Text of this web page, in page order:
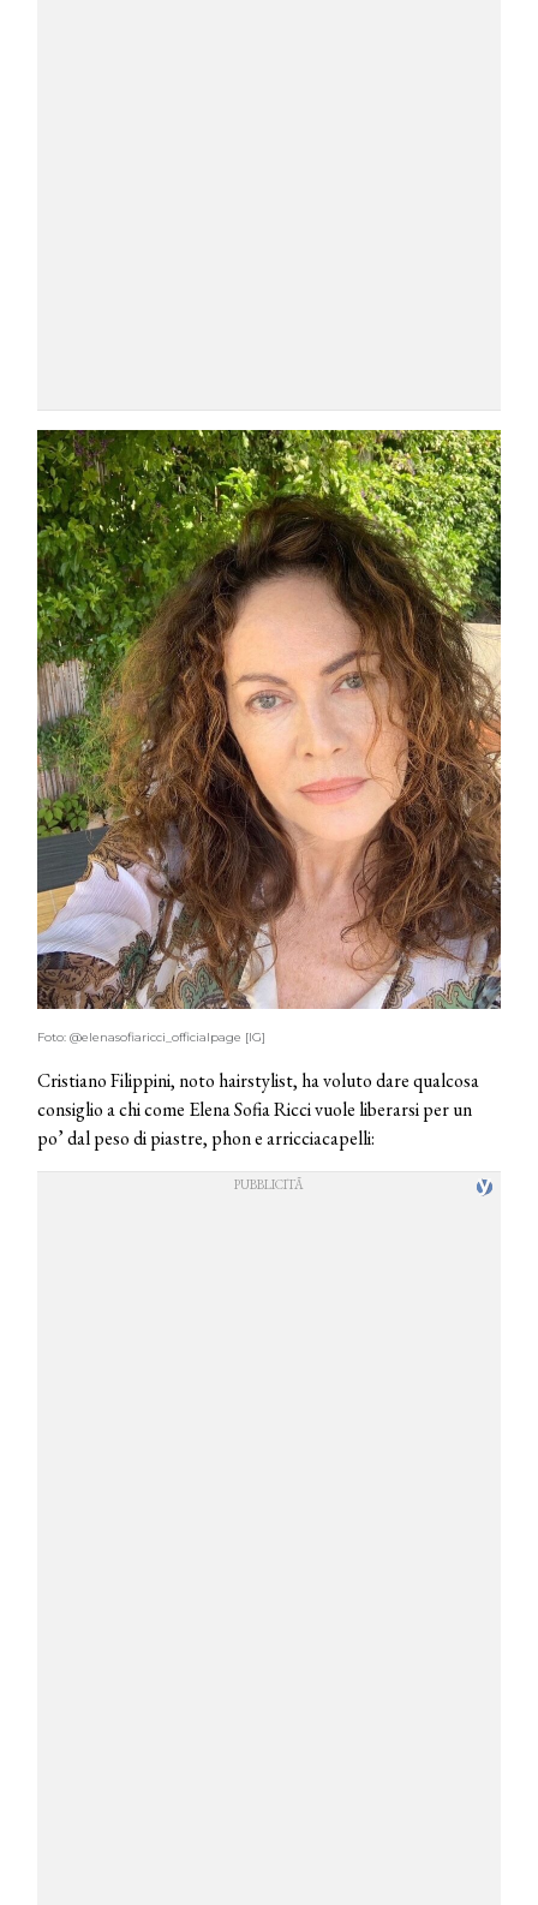
Foto: @elenasofiaricci_officialpage [IG]
Cristiano Filippini, noto hairstylist, ha voluto dare qualcosa
consiglio a chi come Elena Sofia Ricci vuole liberarsi per un
po’ dal peso di piastre, phon e arricciacapelli: